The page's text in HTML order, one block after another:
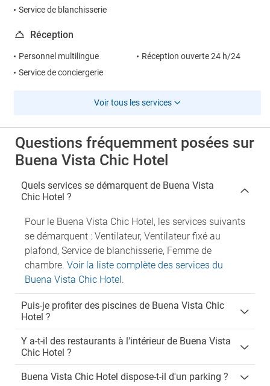
Service de blanchisserie
Réception
Personnel multilingue
Réception ouverte 24 h/24
Service de conciergerie
Voir tous les services
Questions fréquemment posées sur
Buena Vista Chic Hotel
Quels services se démarquent de Buena Vista
Chic Hotel ?
Pour le Buena Vista Chic Hotel, les services suivants
se démarquent : Ventilateur, Ventilateur fixé au
plafond, Service de blanchisserie, Femme de
chambre. Voir la liste complète des services du
Buena Vista Chic Hotel.
Puis-je profiter des piscines de Buena Vista Chic
Hotel ?
Y a-t-il des restaurants à l'intérieur de Buena Vista
Chic Hotel ?
Buena Vista Chic Hotel dispose-t-il d'un parking ?